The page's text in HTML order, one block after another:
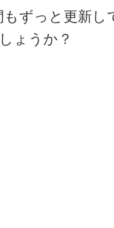
もずっと更新
ょうか？